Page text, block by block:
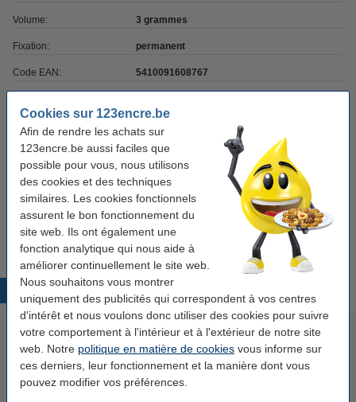
Cookies sur 123encre.be
Afin de rendre les achats sur
123encre.be aussi faciles que
possible pour vous, nous utilisons
des cookies et des techniques
similaires. Les cookies fonctionnels
assurent le bon fonctionnement du
site web. Ils ont également une
fonction analytique qui nous aide à
améliorer continuellement le site web.
Nous souhaitons vous montrer
uniquement des publicités qui correspondent à vos centres
d'intérêt et nous voulons donc utiliser des cookies pour suivre
votre comportement à l'intérieur et à l'extérieur de notre site
web. Notre politique en matière de cookies vous informe sur
ces derniers, leur fonctionnement et la manière dont vous
pouvez modifier vos préférences.
Volume: 3 grammes
Fixation: permanent
Code EAN: 5410091608767
Code produit:
Bon plan : commandez également
Loctite dissolvant de colle (5 grammes)
5,95 €